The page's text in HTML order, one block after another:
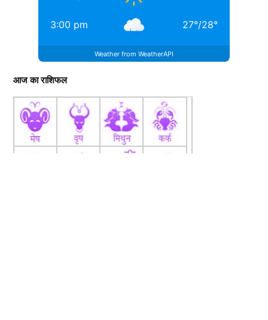
obtained a graduate degree from Siddharth University. He has
been providing his...
More by Vinit Tripathi
3:00 pm 27°/28°
Weather from WeatherAPI
आज का राशिफल